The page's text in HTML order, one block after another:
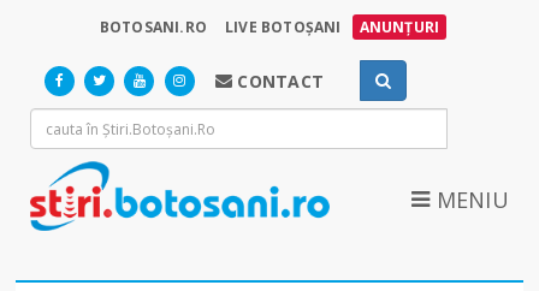
BOTOSANI.RO LIVE BOTOȘANI ANUNȚURI
CONTACT
MENIU